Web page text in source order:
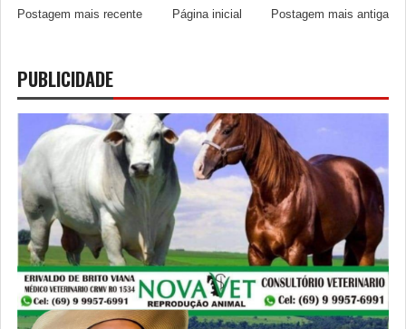
Postagem mais recente Postagem mais antiga
Página inicial
PUBLICIDADE